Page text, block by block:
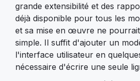
grande extensibilité et des
déjà disponible pour tous les
et sa mise en œuvre ne
simple. Il suffit d'ajouter un
l'interface utilisateur en
nécessaire d'écrire une seule